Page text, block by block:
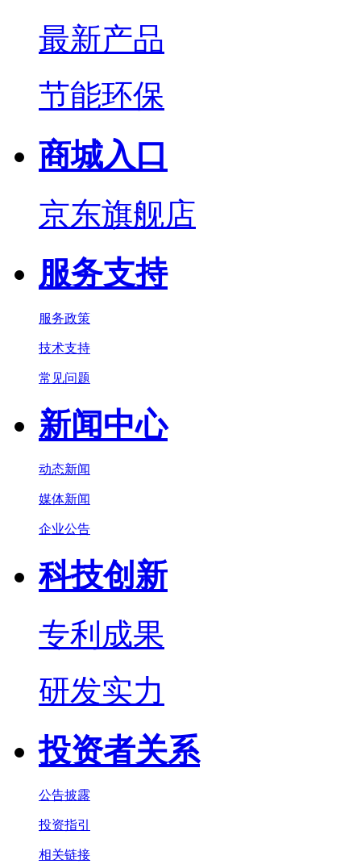
最新产品
节能环保
商城入口
京东旗舰店
服务支持
服务政策
技术支持
常见问题
新闻中心
动态新闻
媒体新闻
企业公告
科技创新
专利成果
研发实力
投资者关系
公告披露
投资指引
相关链接